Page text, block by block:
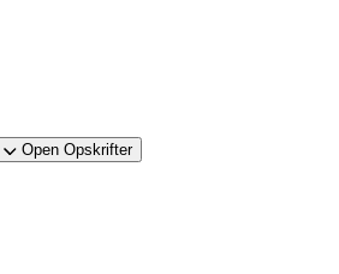
Open Opskrifter